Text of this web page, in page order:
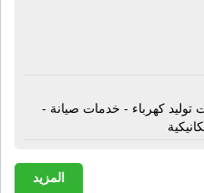
كهرباء - خدمات صيانة -
المزيد